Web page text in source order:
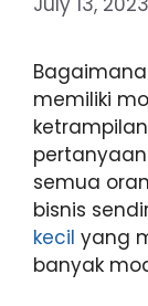
memiliki
semua
bisnis
kecil yang
banyak